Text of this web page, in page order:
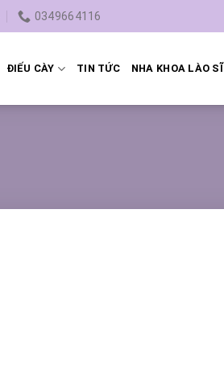
0349664116
ĐIẾU CÀY TIN TỨC NHA KHOA LÀO SĨ